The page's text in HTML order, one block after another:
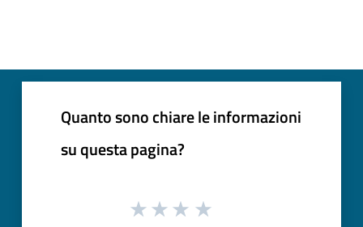
Quanto sono chiare le informazioni
su questa pagina?